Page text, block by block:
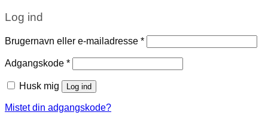
Log ind
Brugernavn eller e-mailadresse *Påkrævet
Adgangskode *Påkrævet
Husk mig Log ind
Mistet din adgangskode?